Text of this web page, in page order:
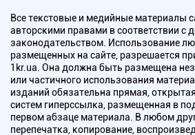
Все текстовые и медийные материалы
авторскими правами в соответствии с
законодательством. Использование
размещенных на сайте, разрешается
1kr.ua. Она должна быть размещена
или частичного использования
изданий обязательна прямая,
систем гиперссылка, размещенная в
первом абзаце материала. В любом
перепечатка, копирование,